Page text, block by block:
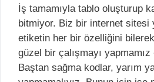
İş tamamıyla tablo oluşturup
bitmiyor. Biz bir internet sitesi
etiketin her bir özelliğini
güzel bir çalışmayı
Baştan sağma kodlar, yarım